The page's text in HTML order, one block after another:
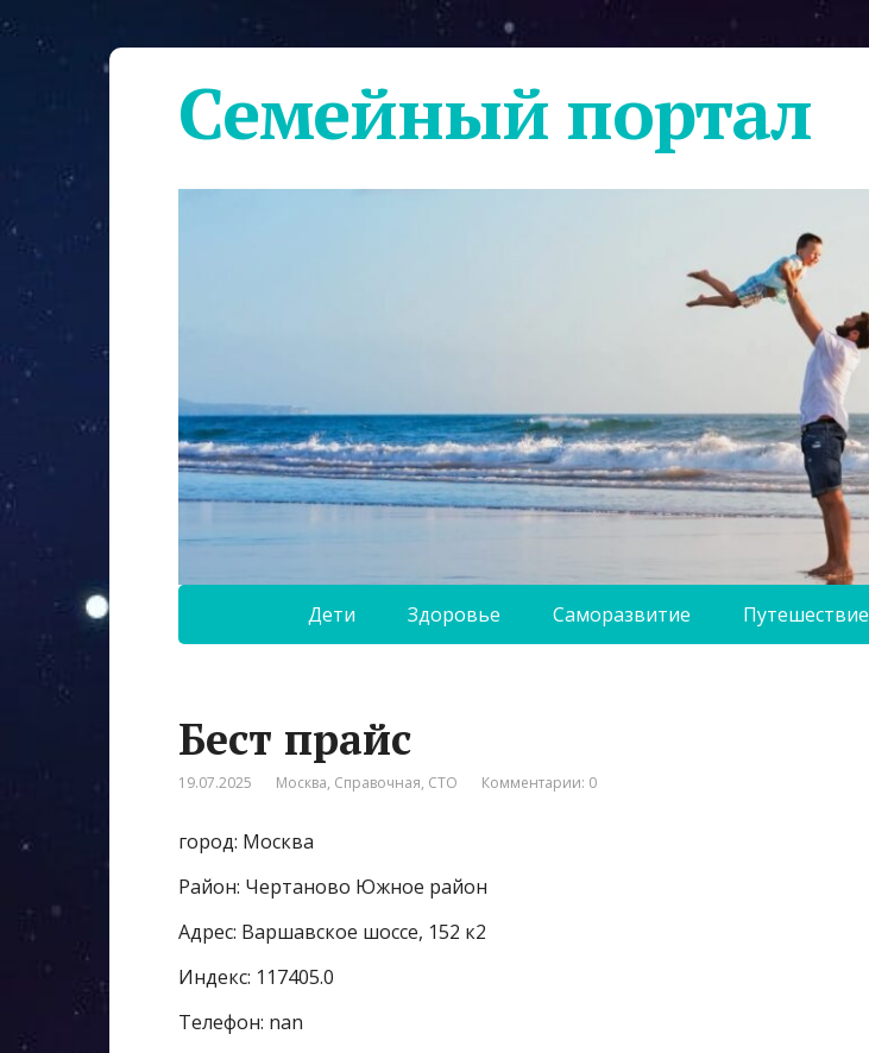
Семейный портал
Дети Здоровье Саморазвитие Путешествие
Бест прайс
19.07.2025 Москва, Справочная, СТО Комментарии: 0
город: Москва
Район: Чертаново Южное район
Адрес: Варшавское шоссе, 152 к2
Индекс: 117405.0
Телефон: nan